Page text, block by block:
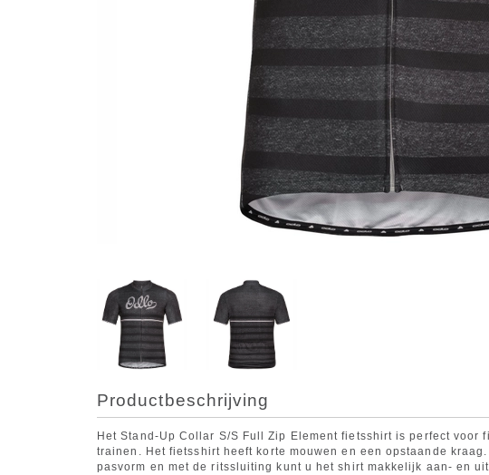
Productbeschrijving
Het Stand-Up Collar S/S Full Zip Element fietsshirt is perfect voor
trainen. Het fietsshirt heeft korte mouwen en een opstaande
pasvorm en met de ritssluiting kunt u het shirt makkelijk aan- en